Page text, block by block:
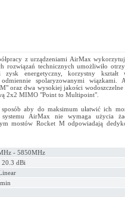
z urządzeniami AirMax
rozwiązań technicznych umożliwiło
energetyczny, korzystny kształt
spolaryzowanymi wiązkami.
oraz dwa wysokiej jakości wodoszczelne
2x2 MIMO "Point to Multipoint".
aby do maksimum ułatwić ich
AirMax nie wymaga użycia
mostów Rocket M odpowiadają
- 5850MHz
20.3 dBi